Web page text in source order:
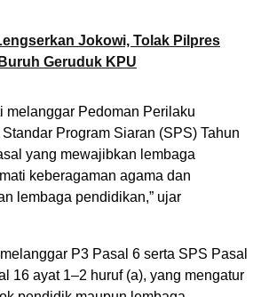
Jokowi, Tolak Pilpres
Geruduk KPU
melanggar Pedoman Perilaku
Program Siaran (SPS) Tahun
yang mewajibkan lembaga
keberagaman agama dan
lembaga pendidikan,” ujar
P3 Pasal 6 serta SPS Pasal
16 ayat 1–2 huruf (a), yang mengatur